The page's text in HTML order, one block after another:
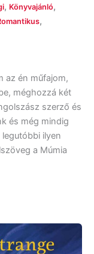
, Könyvajánló,
,
az én műfajom,
méghozzá két
szerző és
és még mindig
ilyen
a Múmia